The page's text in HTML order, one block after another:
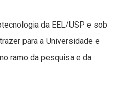
da EEL/USP e sob
para a Universidade e
ramo da pesquisa e da